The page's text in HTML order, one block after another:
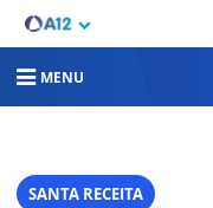
MENU
SANTA RECEITA